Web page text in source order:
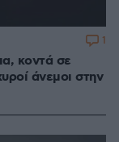
κοντά σε
άνεμοι στην
1